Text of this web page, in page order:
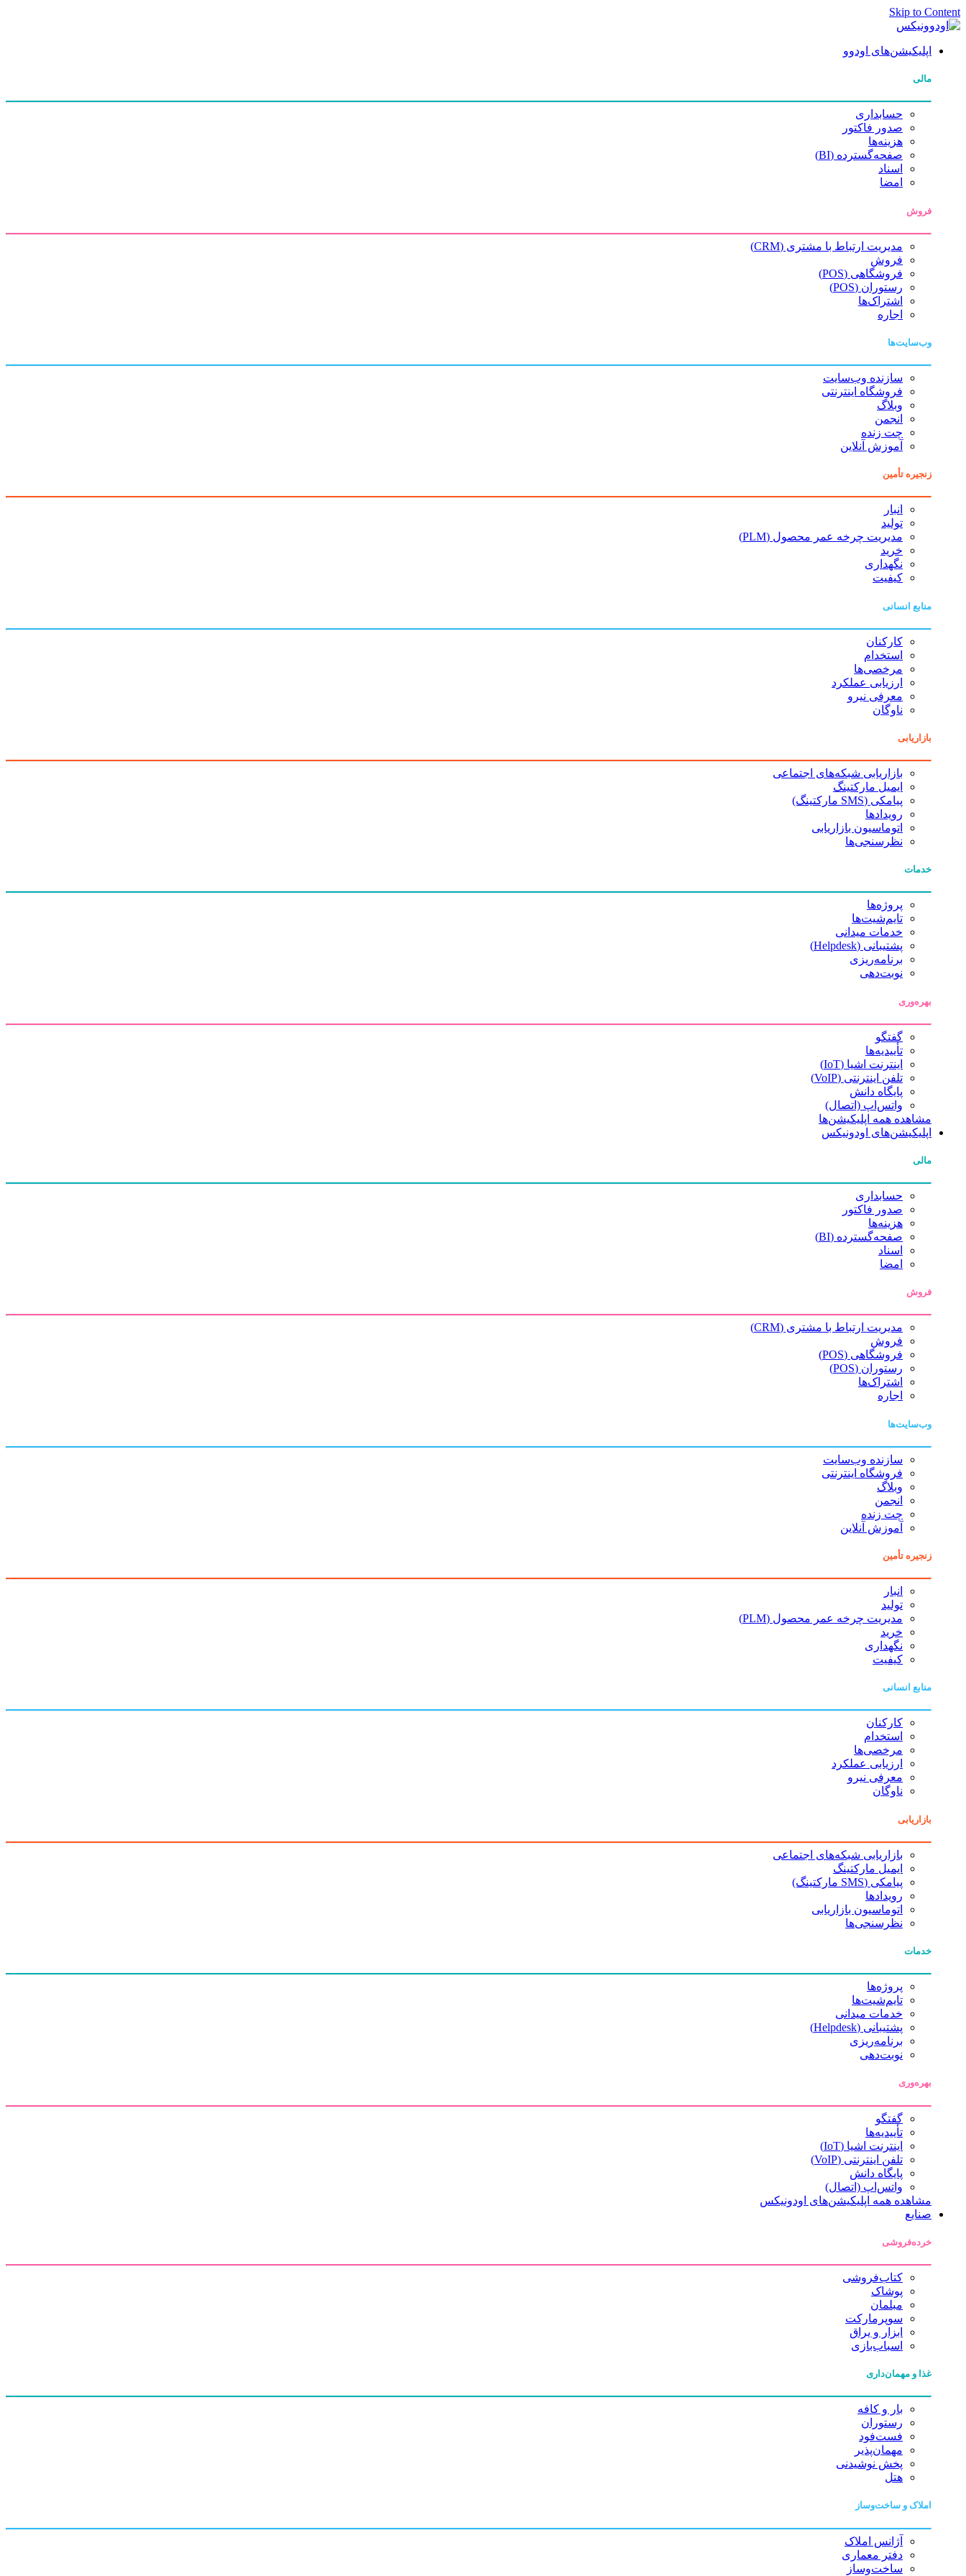
Skip to Content
اپلیکیشن‌های اودوو
مالی
حسابداری
صدور فاکتور
هزینه‌ها
صفحه‌گسترده (BI)
اسناد
امضا
فروش
مدیریت ارتباط با مشتری (CRM)
فروش
فروشگاهی (POS)
رستوران (POS)
اشتراک‌ها
اجاره
وب‌سایت‌ها
سازنده وب‌سایت
فروشگاه اینترنتی
وبلاگ
انجمن
چت زنده
آموزش آنلاین
زنجیره تأمین
انبار
تولید
مدیریت چرخه عمر محصول (PLM)
خرید
نگهداری
کیفیت
منابع انسانی
کارکنان
استخدام
مرخصی‌ها
ارزیابی عملکرد
معرفی نیرو
ناوگان
بازاریابی
بازاریابی شبکه‌های اجتماعی
ایمیل مارکتینگ
پیامکی (SMS مارکتینگ)
رویدادها
اتوماسیون بازاریابی
نظرسنجی‌ها
خدمات
پروژه‌ها
تایم‌شیت‌ها
خدمات میدانی
پشتیبانی (Helpdesk)
برنامه‌ریزی
نوبت‌دهی
بهره‌وری
گفتگو
تأییدیه‌ها
اینترنت اشیا (IoT)
تلفن اینترنتی (VoIP)
پایگاه دانش
واتس‌اپ (اتصال)
مشاهده همه اپلیکیشن‌ها
اپلیکیشن‌های اودونیکس
مالی
حسابداری
صدور فاکتور
هزینه‌ها
صفحه‌گسترده (BI)
اسناد
امضا
فروش
مدیریت ارتباط با مشتری (CRM)
فروش
فروشگاهی (POS)
رستوران (POS)
اشتراک‌ها
اجاره
وب‌سایت‌ها
سازنده وب‌سایت
فروشگاه اینترنتی
وبلاگ
انجمن
چت زنده
آموزش آنلاین
زنجیره تأمین
انبار
تولید
مدیریت چرخه عمر محصول (PLM)
خرید
نگهداری
کیفیت
منابع انسانی
کارکنان
استخدام
مرخصی‌ها
ارزیابی عملکرد
معرفی نیرو
ناوگان
بازاریابی
بازاریابی شبکه‌های اجتماعی
ایمیل مارکتینگ
پیامکی (SMS مارکتینگ)
رویدادها
اتوماسیون بازاریابی
نظرسنجی‌ها
خدمات
پروژه‌ها
تایم‌شیت‌ها
خدمات میدانی
پشتیبانی (Helpdesk)
برنامه‌ریزی
نوبت‌دهی
بهره‌وری
گفتگو
تأییدیه‌ها
اینترنت اشیا (IoT)
تلفن اینترنتی (VoIP)
پایگاه دانش
واتس‌اپ (اتصال)
مشاهده همه اپلیکیشن‌های اودونیکس
صنایع
خرده‌فروشی
کتاب‌فروشی
پوشاک
مبلمان
سوپرمارکت
ابزار و یراق
اسباب‌بازی
غذا و مهمان‌داری
بار و کافه
رستوران
فست‌فود
مهمان‌پذیر
پخش نوشیدنی
هتل
املاک و ساخت‌وساز
آژانس املاک
دفتر معماری
ساخت‌وساز